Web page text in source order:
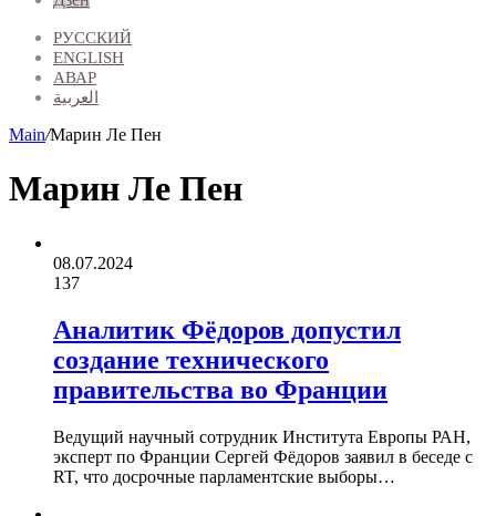
РУССКИЙ
ENGLISH
АВАР
العربية
Main/Марин Ле Пен
Марин Ле Пен
08.07.2024
137
Аналитик Фёдоров допустил
создание технического
правительства во Франции
Ведущий научный сотрудник Института Европы РАН,
эксперт по Франции Сергей Фёдоров заявил в беседе с
RT, что досрочные парламентские выборы…